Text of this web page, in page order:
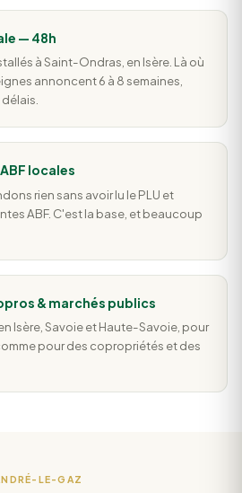
— 48h
à Saint-Ondras, en Isère. Là où
annoncent 6 à 8 semaines,
locales
rien sans avoir lu le PLU et
ABF. C'est la base, et beaucoup
& marchés publics
Isère, Savoie et Haute-Savoie, pour
pour des copropriétés et des
LE-GAZ